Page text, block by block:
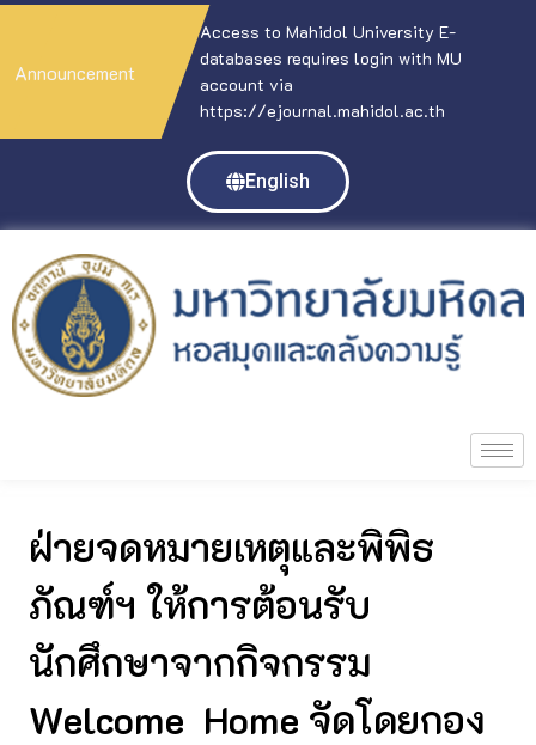
Announcement
Access to Mahidol University E-
databases requires login with MU
account via
https://ejournal.mahidol.ac.th
English
ฝ่ายจดหมายเหตุและพิพิธ
ภัณฑ์ฯ ให้การต้อนรับ
นักศึกษาจากกิจกรรม
Welcome Home จัดโดยกอง